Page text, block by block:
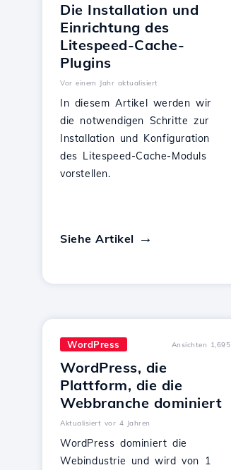
Die Installation und
Einrichtung des
Litespeed-Cache-
Plugins
Vor einem Jahr aktualisiert
In diesem Artikel werden wir
die notwendigen Schritte zur
Installation und Konfiguration
des Litespeed-Cache-Moduls
vorstellen.
Siehe Artikel
WordPress Ansichten 1,695
WordPress, die
Plattform, die die
Webbranche dominiert
Aktualisiert vor 4 Jahren
WordPress dominiert die
Webindustrie und wird von 1